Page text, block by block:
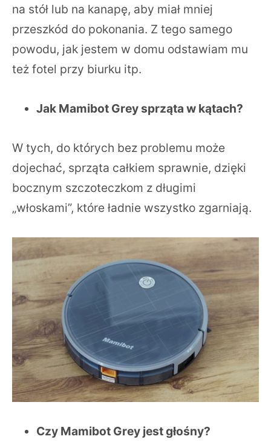
na stół lub na kanapę, aby miał mniej
przeszkód do pokonania. Z tego samego
powodu, jak jestem w domu odstawiam mu
też fotel przy biurku itp.
Jak Mamibot Grey sprząta w kątach?
W tych, do których bez problemu może
dojechać, sprząta całkiem sprawnie, dzięki
bocznym szczoteczkom z długimi
„włoskami”, które ładnie wszystko zgarniają.
Czy Mamibot Grey jest głośny?